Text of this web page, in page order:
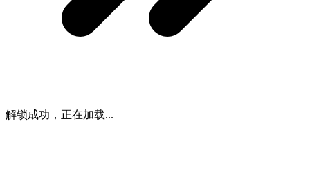
解锁成功，正在加载...